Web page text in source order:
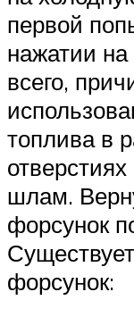
первой
нажатии на
всего,
топлива в
шлам.
форсунок
форсунок: